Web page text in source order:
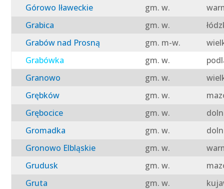
Górowo Iławeckie
gm. w.
Grabica
gm. w.
Grabów nad Prosną
gm. m-w.
Grabówka
gm. w.
Granowo
gm. w.
Grębków
gm. w.
Grębocice
gm. w.
Gromadka
gm. w.
Gronowo Elbląskie
gm. w.
Grudusk
gm. w.
Gruta
gm. w.